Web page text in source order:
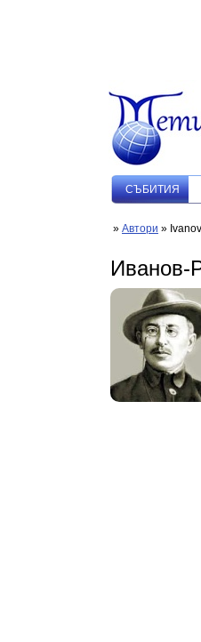
СЪБИТИЯ
» Автори »
Иванов-